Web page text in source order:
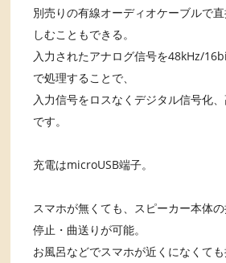
別売りの有線オーディオケーブルで
しむこともできる。
入力されたアナログ信号を48kHz/
で処理することで、
入力信号をロスなくデジタル信号化
です。
充電はmicroUSB端子。
スマホが無くても、スピーカー本体
停止・曲送りが可能。
お風呂などでスマホが近くになくても